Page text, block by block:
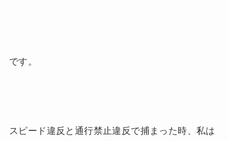
です。
スピード違反と通行禁止違反で捕まった時、私は